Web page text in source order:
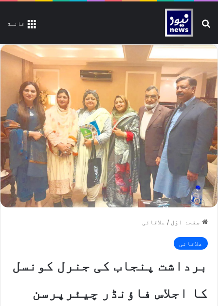
قائمة تلاش کیجیے
صفحۂ اوّل / علاقائی
علاقائی
برداشت پنجاب کی جنرل کونسل
کا اجلاس فاؤنڈر چیئرپرسن